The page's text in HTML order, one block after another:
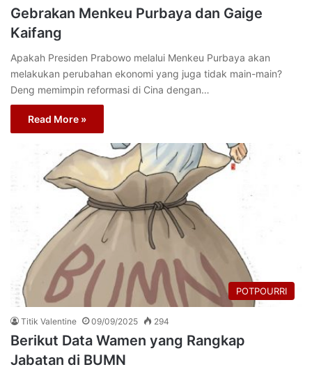
Gebrakan Menkeu Purbaya dan Gaige
Kaifang
Apakah Presiden Prabowo melalui Menkeu Purbaya akan
melakukan perubahan ekonomi yang juga tidak main-main?
Deng memimpin reformasi di Cina dengan…
Read More »
POTPOURRI
Titik Valentine 09/09/2025 294
Berikut Data Wamen yang Rangkap
Jabatan di BUMN